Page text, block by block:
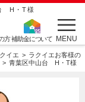
H・T様
方補助金について MENU
イエ
ラクイエお客様の
青葉区中山台 H・T様